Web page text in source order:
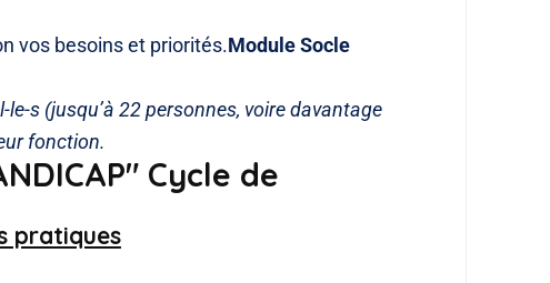
vos besoins et priorités.Module Socle
s (jusqu’à 22 personnes, voire davantage
fonction.
Cycle de
pratiques